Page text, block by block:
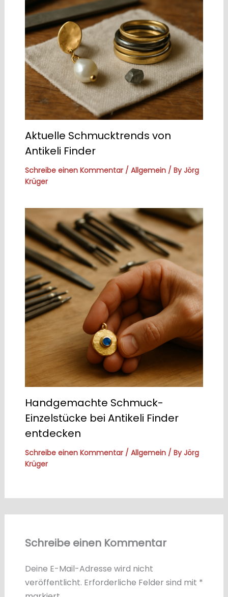
Aktuelle Schmucktrends von
Antikeli Finder
Schreibe einen Kommentar / Allgemein/ By Jörg
Krüger
Handgemachte Schmuck-
Einzelstücke bei Antikeli Finder
entdecken
Schreibe einen Kommentar / Allgemein/ By Jörg
Krüger
Schreibe einen Kommentar
Deine E-Mail-Adresse wird nicht
veröffentlicht. Erforderliche Felder sind mit *